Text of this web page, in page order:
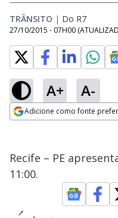
TRÂNSITO | Do R7
27/10/2015 - 07H00
A+ A-
Adicione como fonte
Recife – PE
11:00.